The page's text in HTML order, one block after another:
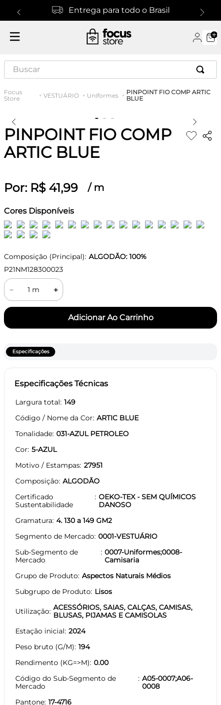
Entrega para todo o Brasil
Buscar
VESTUÁRIO Uniformes
PINPOINT FIO COMP ARTIC
BLUE
PINPOINT FIO COMP
ARTIC BLUE
Por: R$ 41,99 / m
Cores Disponíveis
Composição (Principal): ALGODÃO: 100%
P21NM128300023
＋
－
Especificações
Especificações Técnicas
Largura total 149
Código / Nome da Cor ARTIC BLUE
Tonalidade 031-AZUL PETROLEO
Cor 5-AZUL
Motivo / Estampas 27951
Composição ALGODÃO
Certificado
Sustentabilidade
OEKO-TEX - SEM QUÍMICOS
DANOSO
Gramatura 4. 130 a 149 GM2
Segmento de Mercado 0001-VESTUÁRIO
Sub-Segmento de
Mercado
0007-Uniformes;0008-
Camisaria
Grupo de Produto Aspectos Naturais Médios
Subgrupo de Produto Lisos
Utilização ACESSÓRIOS, SAIAS, CALÇAS, CAMISAS,
BLUSAS, PIJAMAS E CAMISOLAS
Estação inicial 2024
Peso bruto (G/M) 194
Rendimento (KG=>M) 0.00
Código do Sub-Segmento de
Mercado
A05-0007;A06-
0008
Pantone 17-4716